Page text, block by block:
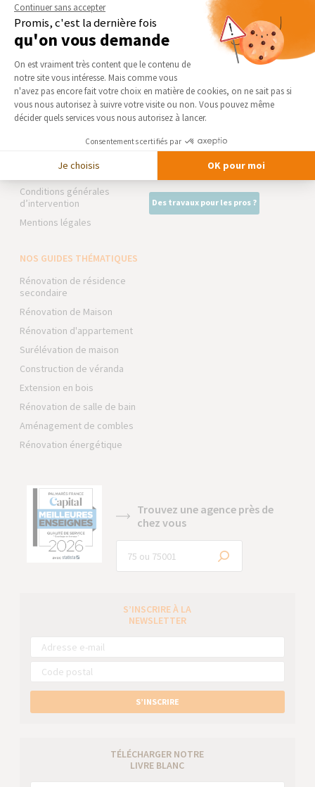
BIENVENUE DANS NOTRE
AGENCE DE BLAIN -
CHÂTEAUBRIANT (44)
Qui sommes-nous
Actualités
Notre charte qualité
Partenaires
Foire aux Questions
Conditions générales
d’intervention
Mentions légales
NOS DOMAINES
D’INTERVENTION
EXTENSION
RÉNOVATION INTÉRIEURE
TRAVAUX EXTÉRIEURS
NOS PARTENAIRES
La Maison des Architectes
Expert Bricolage
Intégrer notre réseau
Des travaux pour les pros ?
NOS GUIDES THÉMATIQUES
Rénovation de résidence
secondaire
Rénovation de Maison
Rénovation d'appartement
Surélévation de maison
Construction de véranda
Extension en bois
Rénovation de salle de bain
Aménagement de combles
Rénovation énergétique
Trouvez une agence près de
chez vous
S’INSCRIRE À LA
NEWSLETTER
S’INSCRIRE
TÉLÉCHARGER NOTRE
LIVRE BLANC
Continuer sans accepter
Promis, c'est la dernière fois
qu'on vous demande
Plateforme de Gestion du
On est vraiment très content que le contenu de
notre site vous intéresse. Mais comme vous
n'avez pas encore fait votre choix en matière de cookies, on ne sait pas si
vous nous autorisez à suivre votre visite ou non. Vous pouvez même
décider quels services vous nous autorisez à lancer.
Consentements certifiés par
Je choisis OK pour moi
Axeptio consent